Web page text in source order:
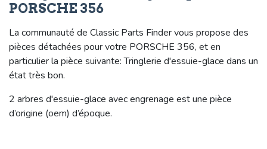
PORSCHE 356
La communauté de Classic Parts Finder vous propose des
pièces détachées pour votre PORSCHE 356, et en
particulier la pièce suivante: Tringlerie d'essuie-glace dans un
état très bon.
2 arbres d'essuie-glace avec engrenage est une pièce
d’origine (oem) d’époque.